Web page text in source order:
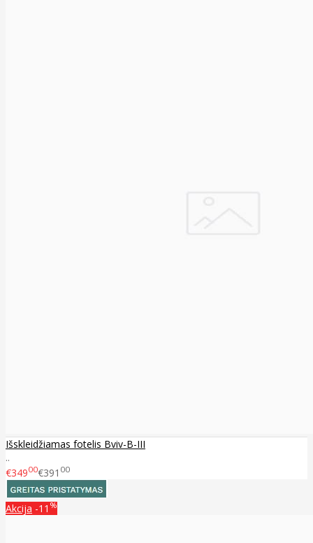
Išskleidžiamas fotelis Bviv-B-III
..
€34900€391 00
Akcija -11 %